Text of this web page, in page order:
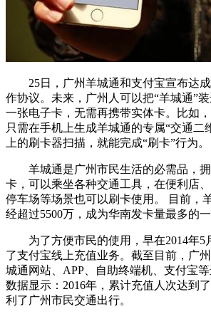
25日，广州羊城通和支付宝宣布达成
作协议。未来，广州人可以把“羊城通”
一张电子卡，无需再携带实体卡。比如
只需在手机上生成羊城通的专属“交通二
上的刷卡器扫描，就能完成“刷卡”行为。
羊城通是广州市民生活的必需品，拥
卡，可以乘坐各种交通工具，在便利店、
停车场等场景也可以刷卡使用。 目前，
经超过5500万，成为华南发卡量最多的一
为了方便市民的使用，早在2014年5
了支付宝线上充值业务。截至目前，广
城通网站、APP、自助终端机、支付宝
数据显示：2016年，累计充值人次达到
利了广州市民交通出行。